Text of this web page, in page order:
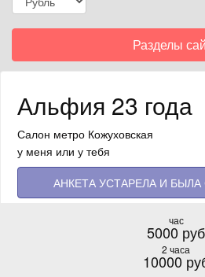
Toggle
navigation
Разделы
Альфия 23 года
Салон метро Кожуховская
у меня или у тебя
АНКЕТА УСТАРЕЛА И
час
5000 руб
2 часа
10000